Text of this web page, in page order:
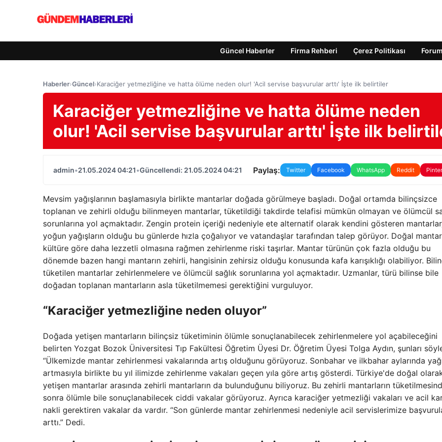
Güncel Haberler Firma Rehberi Çerez Politikası Forum
Haberler›Güncel›Karaciğer yetmezliğine ve hatta ölüme neden olur! 'Acil servise başvurular arttı' İşte ilk belirtiler
Karaciğer yetmezliğine ve hatta ölüme neden
olur! 'Acil servise başvurular arttı' İşte ilk
admin•21.05.2024 04:21•Güncellendi: 21.05.2024 04:21 Paylaş: Twitter Facebook WhatsApp Reddit
Mevsim yağışlarının başlamasıyla birlikte mantarlar doğada görülmeye başladı. Doğal ortamda bilinçsizce
toplanan ve zehirli olduğu bilinmeyen mantarlar, tüketildiği takdirde telafisi mümkün olmayan ve ölümcül
sorunlarına yol açmaktadır. Zengin protein içeriği nedeniyle ete alternatif olarak kendini gösteren
yoğun yağışların olduğu bu günlerde hızla çoğalıyor ve vatandaşlar tarafından talep görüyor. Doğal
kültüre göre daha lezzetli olmasına rağmen zehirlenme riski taşırlar. Mantar türünün çok fazla olduğu bu
dönemde bazen hangi mantarın zehirli, hangisinin zehirsiz olduğu konusunda kafa karışıklığı olabiliyor.
tüketilen mantarlar zehirlenmelere ve ölümcül sağlık sorunlarına yol açmaktadır. Uzmanlar, türü bilinse bile
doğadan toplanan mantarların asla tüketilmemesi gerektiğini vurguluyor.
“Karaciğer yetmezliğine neden oluyor”
Doğada yetişen mantarların bilinçsiz tüketiminin ölümle sonuçlanabilecek zehirlenmelere yol açabileceğini
belirten Yozgat Bozok Üniversitesi Tıp Fakültesi Öğretim Üyesi Dr. Öğretim Üyesi Tolga Aydın, şunları
“Ülkemizde mantar zehirlenmesi vakalarında artış olduğunu görüyoruz. Sonbahar ve ilkbahar aylarında
artmasıyla birlikte bu yıl ilimizde zehirlenme vakaları geçen yıla göre artış gösterdi. Türkiye'de doğal
yetişen mantarlar arasında zehirli mantarların da bulunduğunu biliyoruz. Bu zehirli mantarların
sonra ölümle bile sonuçlanabilecek ciddi vakalar görüyoruz. Ayrıca karaciğer yetmezliği vakaları ve acil
nakli gerektiren vakalar da vardır. “Son günlerde mantar zehirlenmesi nedeniyle acil servislerimize
arttı.” Dedi.